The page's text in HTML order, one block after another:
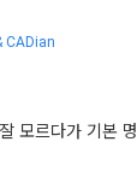
CADian
모르다가 기본